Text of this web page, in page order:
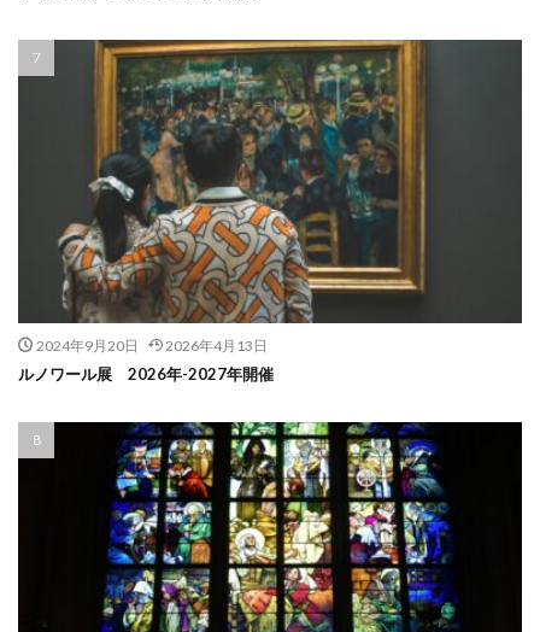
2024年9月20日 2026年4月13日
ルノワール展 2026年-2027年開催